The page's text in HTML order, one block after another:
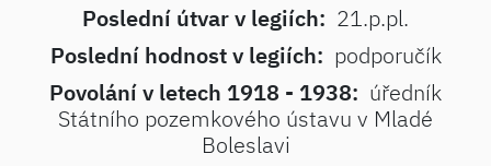
Poslední útvar v legiích: 21.p.pl.
Poslední hodnost v legiích: podporučík
Povolání v letech 1918 - 1938: úředník
Státního pozemkového ústavu v Mladé
Boleslavi